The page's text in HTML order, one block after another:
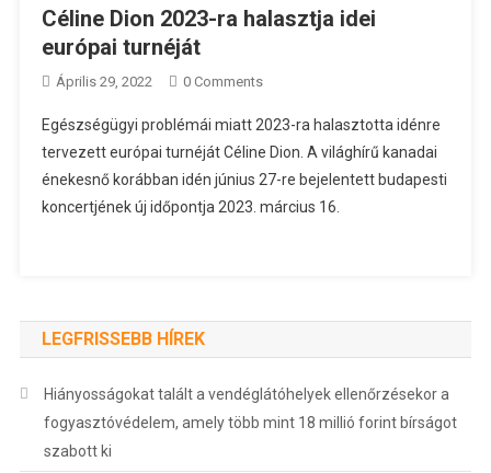
Céline Dion 2023-ra halasztja idei
európai turnéját
Április 29, 2022 0 Comments
Egészségügyi problémái miatt 2023-ra halasztotta idénre
tervezett európai turnéját Céline Dion. A világhírű kanadai
énekesnő korábban idén június 27-re bejelentett budapesti
koncertjének új időpontja 2023. március 16.
LEGFRISSEBB HÍREK
Hiányosságokat talált a vendéglátóhelyek ellenőrzésekor a
fogyasztóvédelem, amely több mint 18 millió forint bírságot
szabott ki